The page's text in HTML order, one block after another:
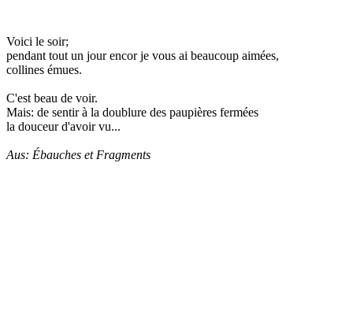
Voici le soir;
pendant tout un jour encor je vous ai beaucoup aimées,
collines émues.
C'est beau de voir.
Mais: de sentir à la doublure des paupières fermées
la douceur d'avoir vu...
Aus: Ébauches et Fragments